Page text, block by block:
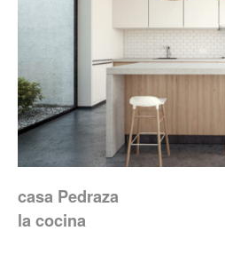
casa Pedraza
la cocina